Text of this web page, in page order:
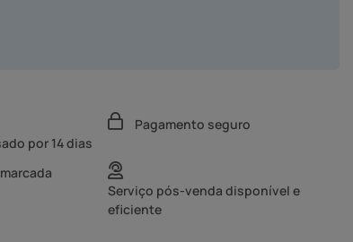
por 14 dias
Pagamento seguro
Serviço pós-venda disponível e
eficiente